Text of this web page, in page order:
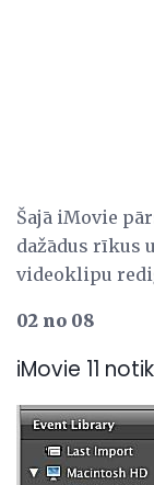
Šajā iMovie
dažādus rīkus
videoklipu
02 no 08
iMovie 11